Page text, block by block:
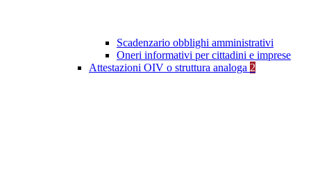
Scadenzario obblighi amministrativi
Oneri informativi per cittadini e imprese
Attestazioni OIV o struttura analoga 2